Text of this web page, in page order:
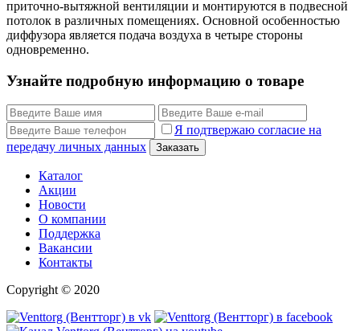
приточно-вытяжной вентиляции и монтируются в подвесной
потолок в различных помещениях. Основной особенностью
диффузора является подача воздуха в четыре стороны
одновременно.
Узнайте подробную информацию о товаре
Я подтвержаю согласие на
передачу личных данных
Заказать
Каталог
Акции
Новости
О компании
Поддержка
Вакансии
Контакты
Copyright © 2020